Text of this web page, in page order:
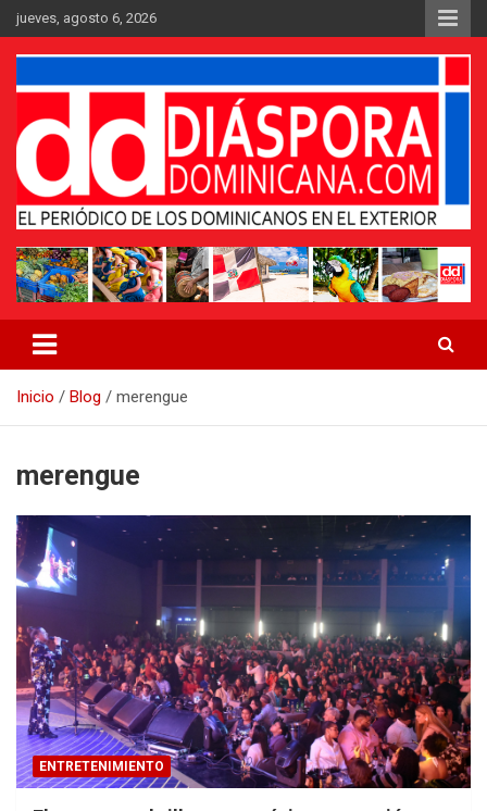
Saltar
al
contenido
jueves, agosto 6, 2026
Periódico Diáspora Dominicana
Inicio Blog merengue
merengue
ENTRETENIMIENTO